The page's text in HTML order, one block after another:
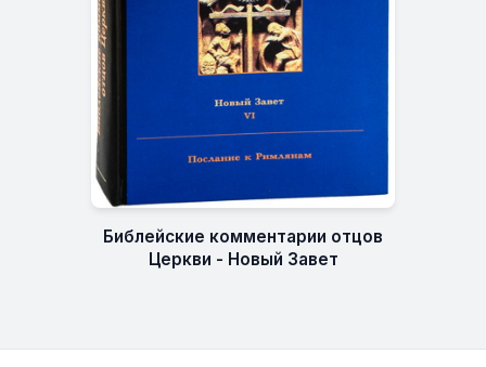
Библейские комментарии отцов
Церкви - Новый Завет